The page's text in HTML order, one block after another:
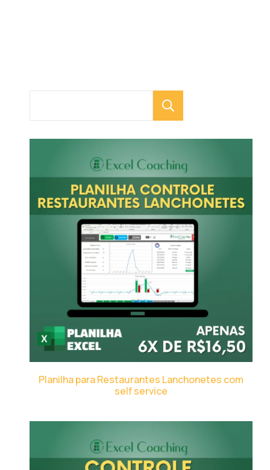
Planilha para Restaurantes Lanchonetes com
self service